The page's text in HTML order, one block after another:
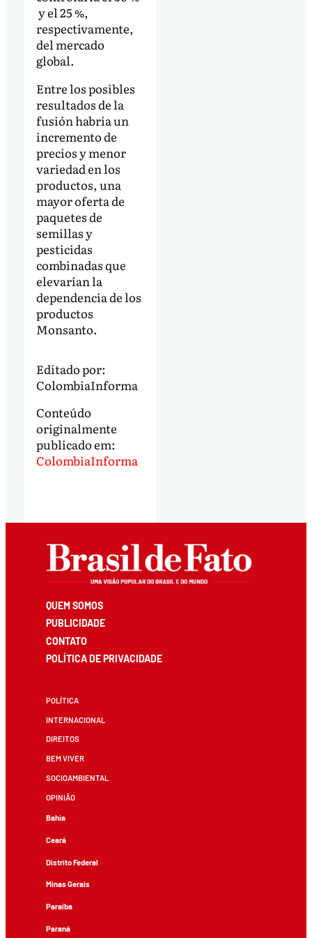
y el 25 %,
respectivamente,
del mercado
global.
Entre los posibles
resultados de la
fusión habría un
incremento de
precios y menor
variedad en los
productos, una
mayor oferta de
paquetes de
semillas y
pesticidas
combinadas que
elevarían la
dependencia de los
productos
Monsanto.
Editado por:
ColombiaInforma
Conteúdo
originalmente
publicado em:
ColombiaInforma
QUEM SOMOS
PUBLICIDADE
CONTATO
POLÍTICA DE PRIVACIDADE
POLÍTICA
INTERNACIONAL
DIREITOS
BEM VIVER
SOCIOAMBIENTAL
OPINIÃO
Bahia
Ceará
Distrito Federal
Minas Gerais
Paraíba
Paraná